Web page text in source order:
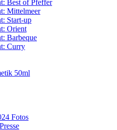
Best of Pfeffer
Mittelmeer
Start-up
Orient
Barbeque
Curry
50ml
Fotos